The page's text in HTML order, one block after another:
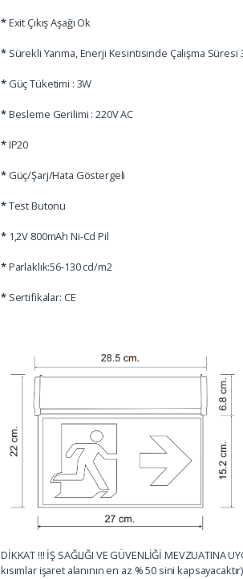
*Exit Çıkış Aşağı Ok
*Sürekli Yanma, Enerji Kesintisinde Çalışma Süresi
* Güç Tüketimi : 3W
*Besleme Gerilimi : 220V AC
*IP20
*Güç/Şarj/Hata Göstergeli
*Test Butonu
*1,2V 800mAh Ni-Cd Pil
*Parlaklık:56-130 cd/m2
*Sertifikalar: CE
DİKKAT !!! İŞ SAĞLIĞI VE GÜVENLİĞİ MEVZUATINA
kısımlar işaret alanının en az % 50 sini